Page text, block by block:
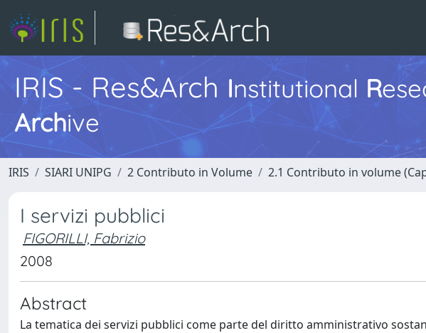
IRIS - Res&Arch Institutional R
Archive
IRIS SIARI UNIPG 2 Contributo in Volume 2.1 Contributo in volume
I servizi pubblici
FIGORILLI, Fabrizio
2008
Abstract
La tematica dei servizi pubblici come parte del diritto amministrativo